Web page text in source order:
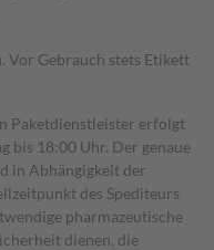
Vor Gebrauch stets Etikett
Paketdienstleister erfolgt
bis 18:00 Uhr. Der genaue
in Abhängigkeit der
des Spediteurs
pharmazeutische
dienen, die